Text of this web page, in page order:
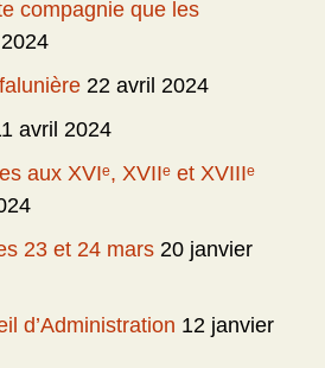
compagnie que les
22 avril 2024
avril 2024
aux XVIᵉ, XVIIᵉ et XVIIIᵉ
23 et 24 mars 20 janvier
d’Administration 12 janvier